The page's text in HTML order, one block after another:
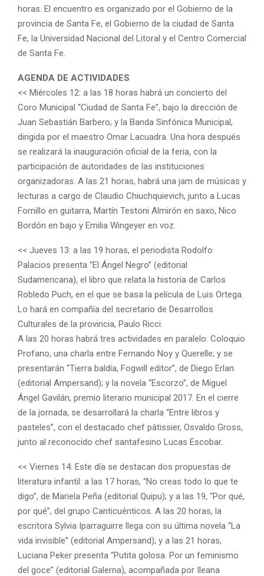
horas. El encuentro es organizado por el Gobierno de la
provincia de Santa Fe, el Gobierno de la ciudad de Santa
Fe, la Universidad Nacional del Litoral y el Centro Comercial
de Santa Fe.
AGENDA DE ACTIVIDADES
<< Miércoles 12: a las 18 horas habrá un concierto del
Coro Municipal “Ciudad de Santa Fe”, bajo la dirección de
Juan Sebastián Barbero; y la Banda Sinfónica Municipal,
dirigida por el maestro Omar Lacuadra. Una hora después
se realizará la inauguración oficial de la feria, con la
participación de autoridades de las instituciones
organizadoras. A las 21 horas, habrá una jam de músicas y
lecturas a cargo de Claudio Chiuchquievich, junto a Lucas
Fornillo en guitarra, Martín Testoni Almirón en saxo, Nico
Bordón en bajo y Emilia Wingeyer en voz.
<< Jueves 13: a las 19 horas, el periodista Rodolfo
Palacios presenta “El Ángel Negro” (editorial
Sudamericana), el libro que relata la historia de Carlos
Robledo Puch, en el que se basa la película de Luis Ortega.
Lo hará en compañía del secretario de Desarrollos
Culturales de la provincia, Paulo Ricci.
A las 20 horas habrá tres actividades en paralelo: Coloquio
Profano, una charla entre Fernando Noy y Querelle; y se
presentarán “Tierra baldía, Fogwill editor”, de Diego Erlan
(editorial Ampersand); y la novela “Escorzo”, de Miguel
Ángel Gavilán, premio literario municipal 2017. En el cierre
de la jornada, se desarrollará la charla “Entre libros y
pasteles”, con el destacado chef pâtissier, Osvaldo Gross,
junto al reconocido chef santafesino Lucas Escobar.
<< Viernes 14: Este día se destacan dos propuestas de
literatura infantil: a las 17 horas, “No creas todo lo que te
digo”, de Mariela Peña (editorial Quipu); y a las 19, “Por qué,
por qué”, del grupo Canticuénticos. A las 20 horas, la
escritora Sylvia Iparraguirre llega con su última novela “La
vida invisible” (editorial Ampersand); y a las 21 horas,
Luciana Peker presenta “Putita golosa. Por un feminismo
del goce” (editorial Galerna), acompañada por Ileana